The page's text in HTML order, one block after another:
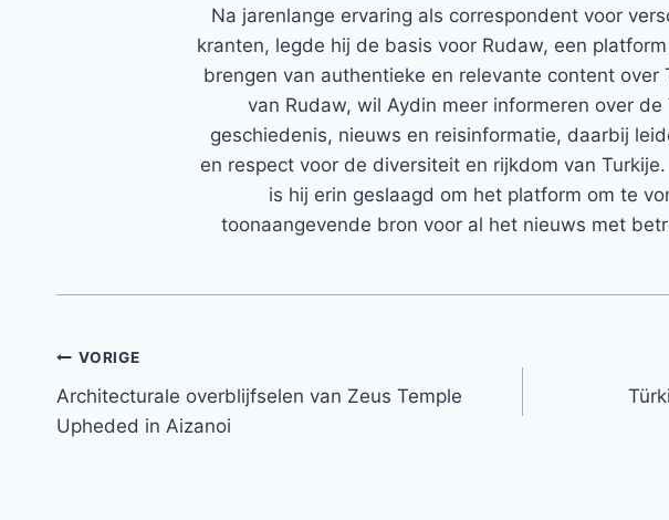
Na jarenlange ervaring als correspondent voor
kranten, legde hij de basis voor Rudaw, een
brengen van authentieke en relevante content over
van Rudaw, wil Aydin meer informeren over de
geschiedenis, nieuws en reisinformatie, daarbij
en respect voor de diversiteit en rijkdom van
is hij erin geslaagd om het platform om te
toonaangevende bron voor al het nieuws met
Bericht
navigatie
VORIGE
Architecturale overblijfselen van Zeus Temple
Upheded in Aizanoi